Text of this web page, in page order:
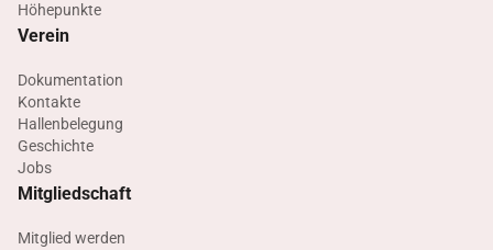
Höhepunkte
Verein
Dokumentation
Kontakte
Hallenbelegung
Geschichte
Jobs
Mitgliedschaft
Mitglied werden